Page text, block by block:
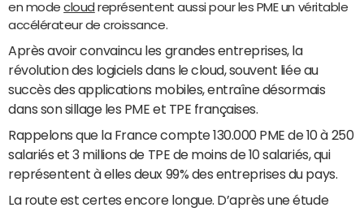
en modecloud représentent aussi pour les PME un véritable
accélérateur de croissance.
Après avoir convaincu les grandes entreprises, la
révolution des logiciels dans le cloud, souvent liée au
succès des applications mobiles, entraîne désormais
dans son sillage les PME et TPE françaises.
Rappelons que la France compte 130.000 PME de 10 à 250
salariés et 3 millions de TPE de moins de 10 salariés, qui
représentent à elles deux 99% des entreprises du pays.
La route est certes encore longue. D’après une étude